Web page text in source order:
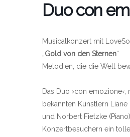
Duo con
Musicalkonzert mit
„Gold von den Sternen“
Melodien, die die Welt
Das Duo ›con emozione‹,
bekannten Künstlern Liane
und Norbert Fietzke
Konzertbesuchern ein